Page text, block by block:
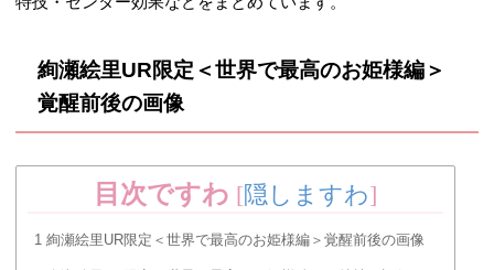
絢瀬絵里UR限定＜世界で最高のお姫様編＞
覚醒前後の画像
目次ですわ [隠しますわ]
1 絢瀬絵里UR限定＜世界で最高のお姫様編＞覚醒前後の画像